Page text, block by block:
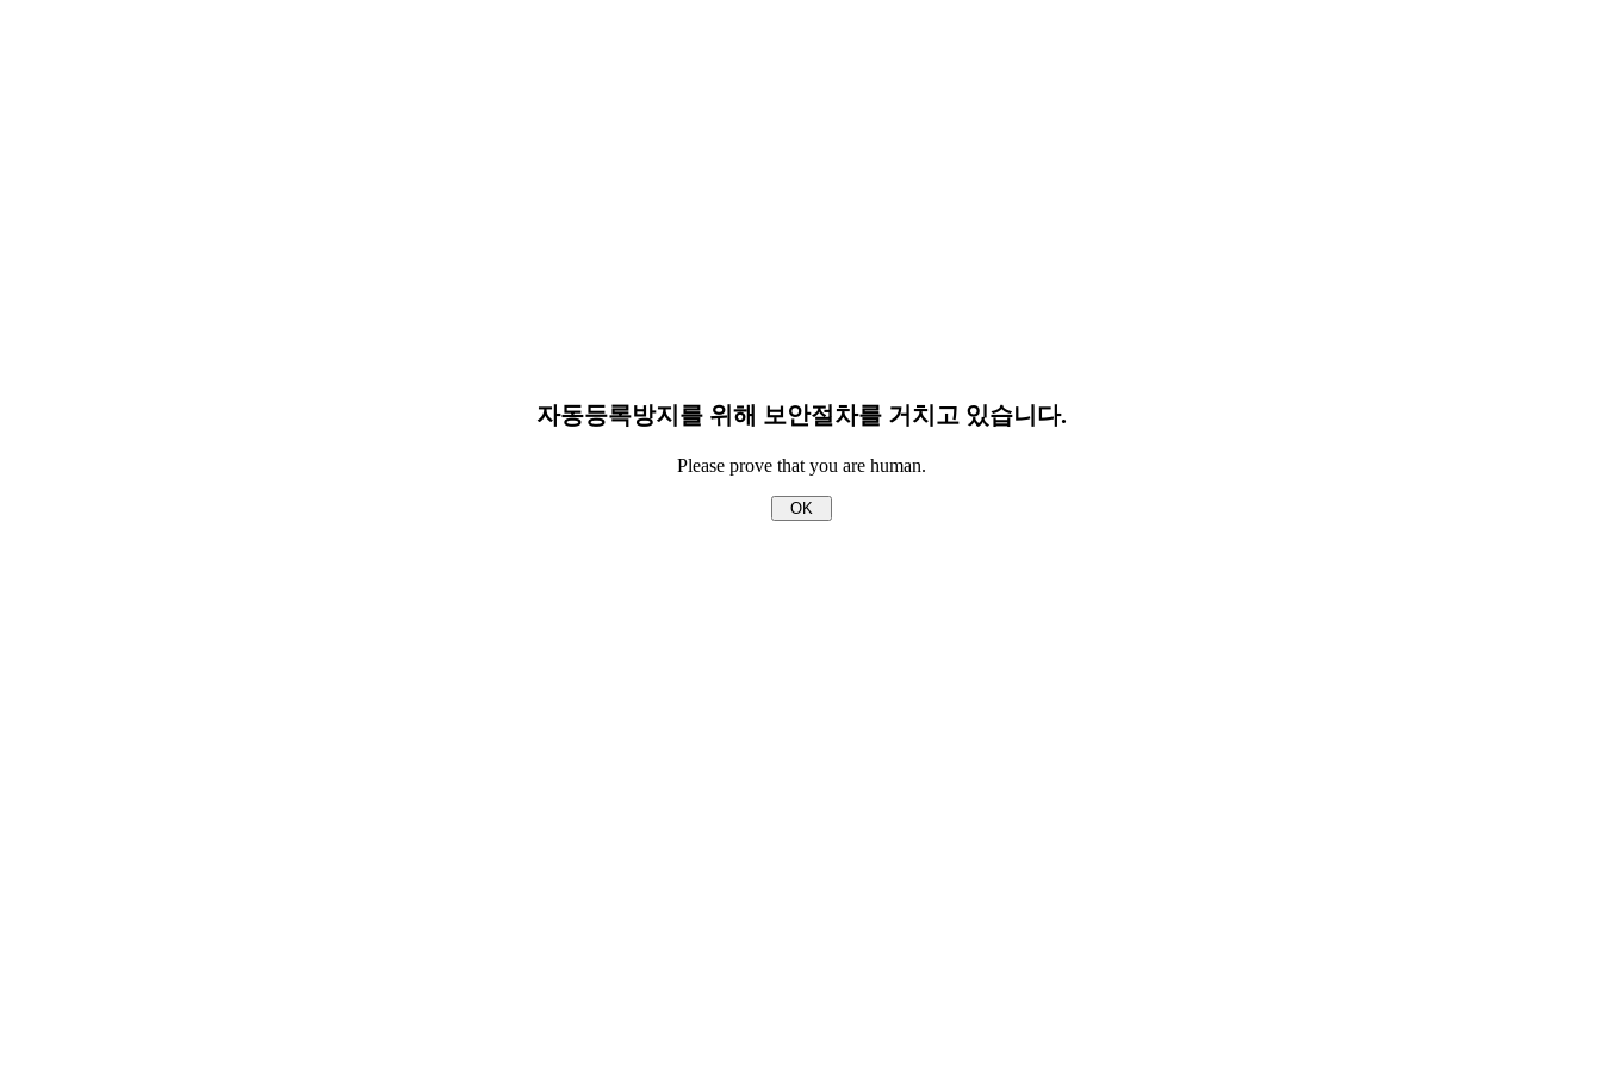
자동등록방지를 위해 보안절차를 거치고 있습니다.
Please prove that you are human.